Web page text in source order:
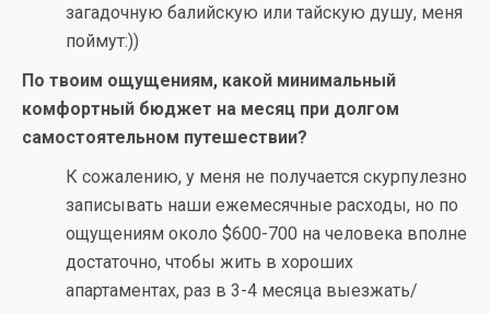
загадочную балийскую или тайскую душу, меня
поймут:))
По твоим ощущениям, какой минимальный
комфортный бюджет на месяц при долгом
самостоятельном путешествии?
К сожалению, у меня не получается скурпулезно
записывать наши ежемесячные расходы, но по
ощущениям около $600-700 на человека вполне
достаточно, чтобы жить в хороших
апартаментах, раз в 3-4 месяца выезжать/